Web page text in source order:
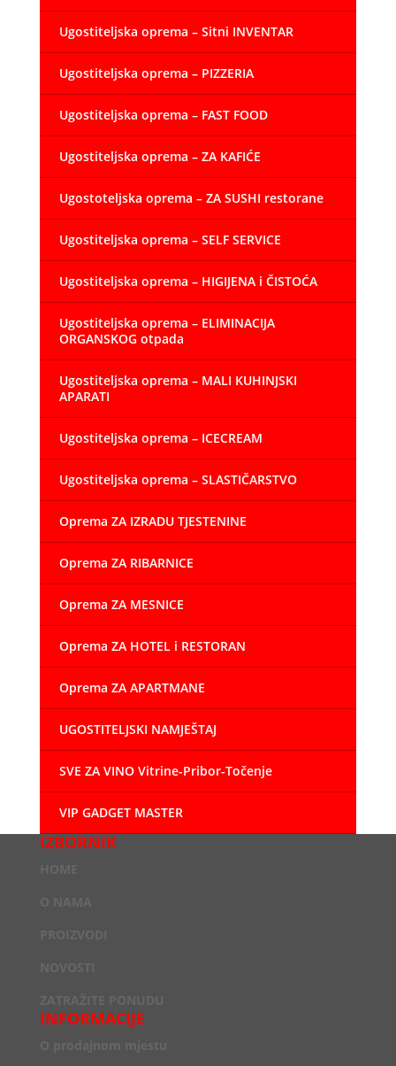
Ugostiteljska oprema – Sitni INVENTAR
Ugostiteljska oprema – PIZZERIA
Ugostiteljska oprema – FAST FOOD
Ugostiteljska oprema – ZA KAFIĆE
Ugostoteljska oprema – ZA SUSHI restorane
Ugostiteljska oprema – SELF SERVICE
Ugostiteljska oprema – HIGIJENA i ČISTOĆA
Ugostiteljska oprema – ELIMINACIJA
ORGANSKOG otpada
Ugostiteljska oprema – MALI KUHINJSKI
APARATI
Ugostiteljska oprema – ICECREAM
Ugostiteljska oprema – SLASTIČARSTVO
Oprema ZA IZRADU TJESTENINE
Oprema ZA RIBARNICE
Oprema ZA MESNICE
Oprema ZA HOTEL i RESTORAN
Oprema ZA APARTMANE
UGOSTITELJSKI NAMJEŠTAJ
SVE ZA VINO Vitrine-Pribor-Točenje
VIP GADGET MASTER
IZBORNIK
INFORMACIJE